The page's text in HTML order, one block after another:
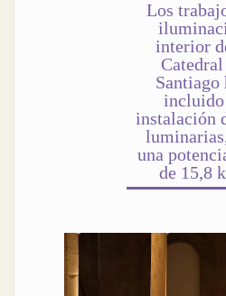
Los
interior
Catedral
Santiago
instalación
una
de 15,8